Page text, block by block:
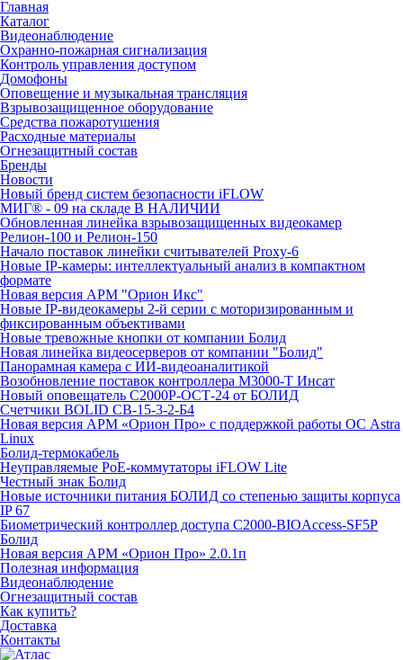
Главная
Каталог
Видеонаблюдение
Охранно-пожарная сигнализация
Контроль управления доступом
Домофоны
Оповещение и музыкальная трансляция
Взрывозащищенное оборудование
Средства пожаротушения
Расходные материалы
Огнезащитный состав
Бренды
Новости
Новый бренд систем безопасности iFLOW
МИГ® - 09 на складе В НАЛИЧИИ
Обновленная линейка взрывозащищенных видеокамер
Релион-100 и Релион-150
Начало поставок линейки считывателей Proxy-6
Новые IP-камеры: интеллектуальный анализ в компактном
формате
Новая версия АРМ "Орион Икс"
Новые IP-видеокамеры 2-й серии с моторизированным и
фиксированным объективами
Новые тревожные кнопки от компании Болид
Новая линейка видеосерверов от компании "Болид"
Панорамная камера с ИИ-видеоаналитикой
Возобновление поставок контроллера М3000-Т Инсат
Новый оповещатель С2000Р-ОСТ-24 от БОЛИД
Счетчики BOLID СВ-15-3-2-Б4
Новая версия АРМ «Орион Про» с поддержкой работы ОС Astra
Linux
Болид-термокабель
Неуправляемые PoE-коммутаторы iFLOW Lite
Честный знак Болид
Новые источники питания БОЛИД со степенью защиты корпуса
IP 67
Биометрический контроллер доступа С2000-BIOAccess-SF5P
Болид
Новая версия АРМ «Орион Про» 2.0.1п
Полезная информация
Видеонаблюдение
Огнезащитный состав
Как купить?
Доставка
Контакты